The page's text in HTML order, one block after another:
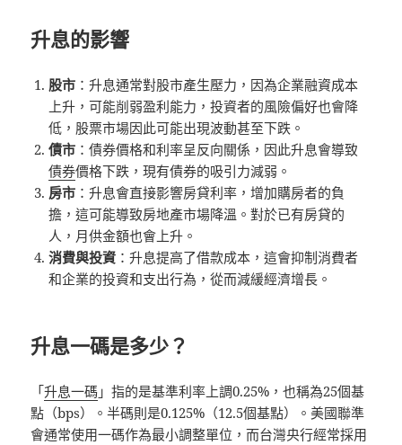
升息的影響
股市 ：升息通常對股市產生壓力，因為企業融資成本
上升，可能削弱盈利能力，投資者的風險偏好也會降
低，股票市場因此可能出現波動甚至下跌。
債市 ：債券價格和利率呈反向關係，因此升息會導致
債券價格下跌，現有債券的吸引力減弱。
房市 ：升息會直接影響房貸利率，增加購房者的負
擔，這可能導致房地產市場降溫。對於已有房貸的
人，月供金額也會上升。
消費與投資 ：升息提高了借款成本，這會抑制消費者
和企業的投資和支出行為，從而減緩經濟增長。
升息一碼是多少？
「升息一碼 」指的是基準利率上調0.25%，也稱為25個基
點（bps）。半碼則是0.125%（12.5個基點）。美國聯準
會通常使用一碼作為最小調整單位，而台灣央行經常採用